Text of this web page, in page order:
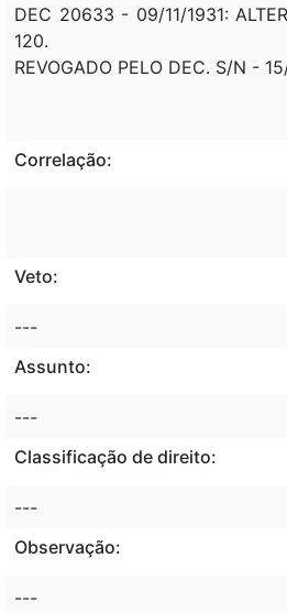
DEC 20633 - 09/11/1931:
120.
REVOGADO PELO DEC. S/N -
Correlação:
Veto:
---
Assunto:
---
Classificação de direito:
---
Observação:
---